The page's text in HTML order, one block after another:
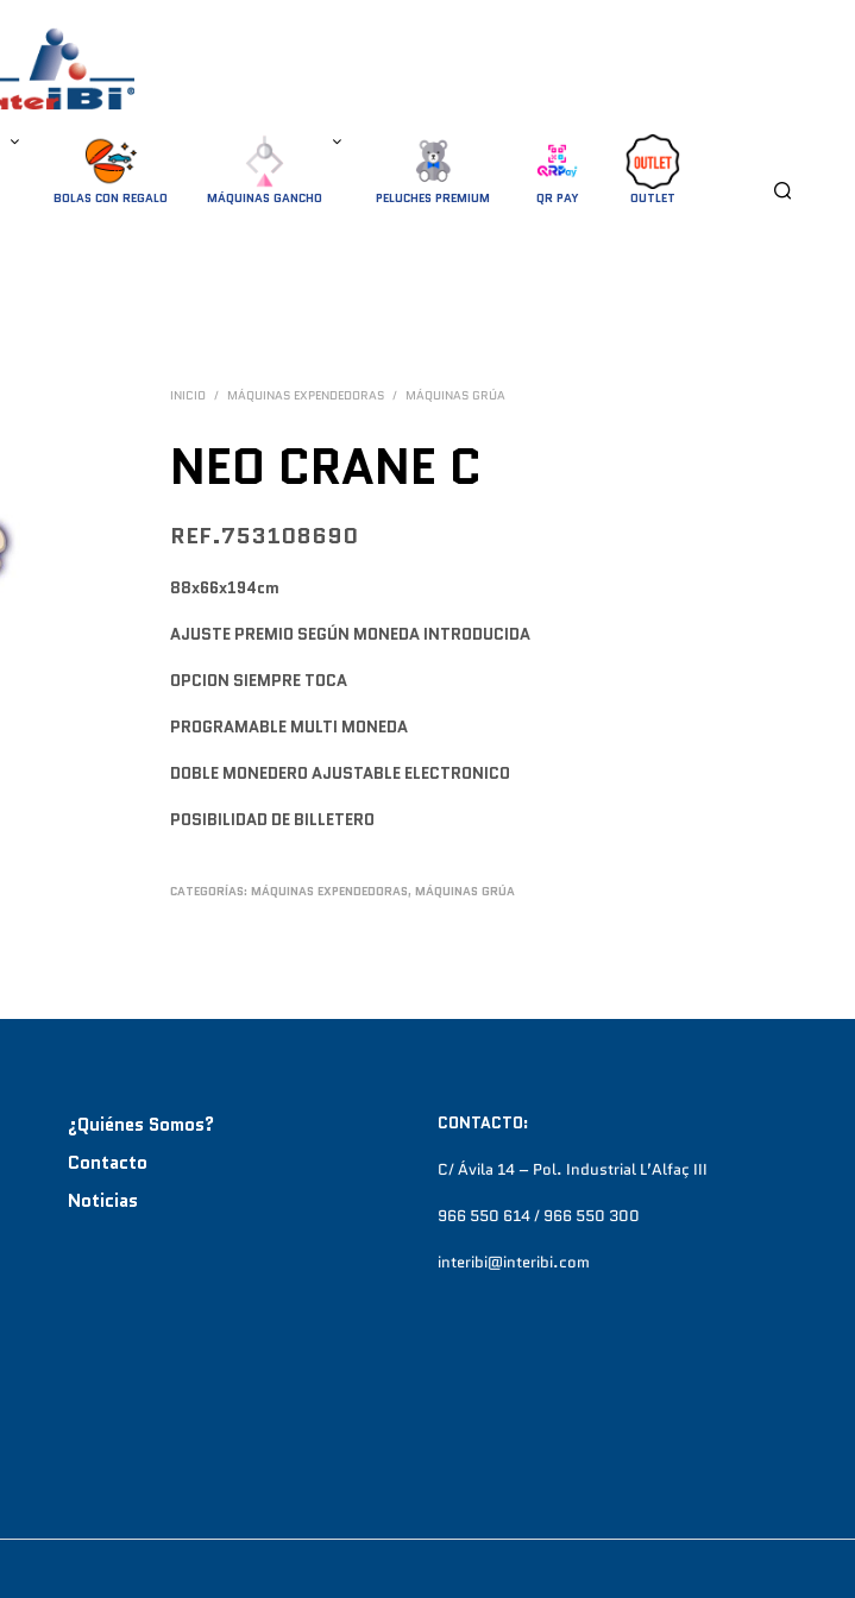
BOLAS CON REGALO MÁQUINAS GANCHO PELUCHES PREMIUM QR PAY OUTLET
INICIO / MÁQUINAS EXPENDEDORAS / MÁQUINAS GRÚA
NEO CRANE C
REF.753108690
88x66x194cm
AJUSTE PREMIO SEGÚN MONEDA INTRODUCIDA
OPCION SIEMPRE TOCA
PROGRAMABLE MULTI MONEDA
DOBLE MONEDERO AJUSTABLE ELECTRONICO
POSIBILIDAD DE BILLETERO
CATEGORÍAS:MÁQUINAS EXPENDEDORAS,MÁQUINAS GRÚA
¿Quiénes Somos?
Contacto
Noticias
CONTACTO:
C/ Ávila 14 – Pol. Industrial L’Alfaç III
966 550 614 / 966 550 300
interibi@interibi.com